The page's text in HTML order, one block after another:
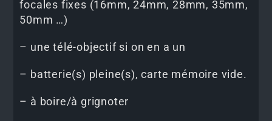
focales fixes (16mm, 24mm, 28mm, 35mm,
50mm …)
– une télé-objectif si on en a un
– batterie(s) pleine(s), carte mémoire vide.
– à boire/à grignoter